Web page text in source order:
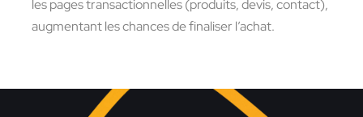
les pages transactionnelles (produits, devis, contact),
augmentant les chances de finaliser l’achat.